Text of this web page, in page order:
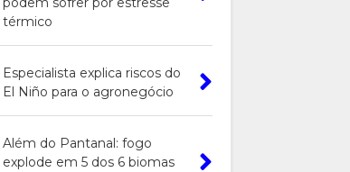
térmico
Especialista explica riscos do
El Niño para o agronegócio
Além do Pantanal: fogo
explode em 5 dos 6 biomas